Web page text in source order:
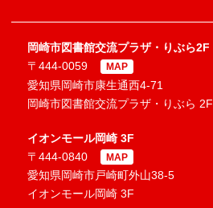
岡崎市図書館交流プラザ・りぶら2F
〒444-0059
MAP
愛知県岡崎市康生通西4-71
岡崎市図書館交流プラザ・りぶら 2F
イオンモール岡崎 3F
〒444-0840
MAP
愛知県岡崎市戸崎町外山38-5
イオンモール岡崎 3F